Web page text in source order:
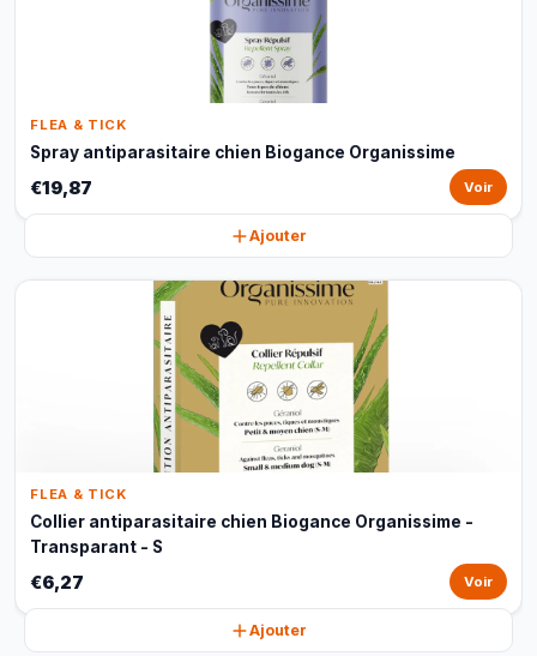
FLEA & TICK
Spray antiparasitaire chien Biogance Organissime
€19,87 Voir
Ajouter
FLEA & TICK
Collier antiparasitaire chien Biogance Organissime -
Transparant - S
€6,27 Voir
Ajouter